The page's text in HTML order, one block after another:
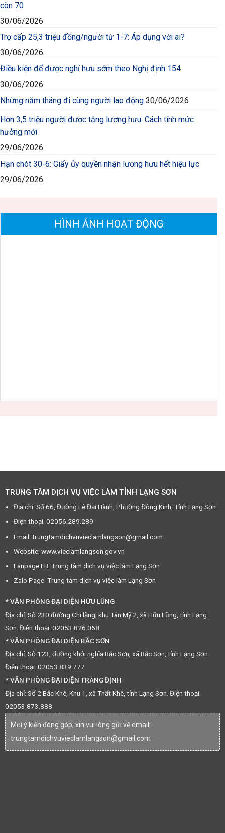
còn 70
30/06/2026
Trợ cấp 25,3 triệu đồng/người từ 1-7: Áp dụng với ai?
30/06/2026
Điều kiện để được nghỉ hưu sớm theo Nghị định 154
30/06/2026
Những năm tháng đi cùng người lao động 30/06/2026
Hơn 3,5 triệu người được tăng lương hưu: Cách tính mức
hưởng mới
29/06/2026
Hạn chót 30-6: Giấy ủy quyền nhận lương hưu hết hiệu lực
29/06/2026
HÌNH ẢNH HOẠT ĐỘNG
TRUNG TÂM DỊCH VỤ VIỆC LÀM TỈNH LẠNG SƠN
Địa chỉ: Số 66, Đường Lê Đại Hành, Phường Đông Kinh, Tỉnh Lạng Sơn
Điện thoại: 02056.289.289
Email: trungtamdichvuvieclamlangson@gmail.com
Website: www.vieclamlangson.gov.vn
Fanpage FB: Trung tâm dịch vụ việc làm Lạng Sơn
Zalo Page: Trung tâm dịch vụ việc làm Lạng Sơn
* VĂN PHÒNG ĐẠI DIỆN HỮU LŨNG
Địa chỉ: Số 230 đường Chi lăng, khu Tân Mỹ 2, xã Hữu Lũng, tỉnh Lạng
Sơn. Điện thoại: 02053.826.068
* VĂN PHÒNG ĐẠI DIỆN BẮC SƠN
Địa chỉ: Số 123, đường khởi nghĩa Bắc Sơn, xã Bắc Sơn, tỉnh Lạng Sơn.
Điện thoại: 02053.839.777
* VĂN PHÒNG ĐẠI DIỆN TRÀNG ĐỊNH
Địa chỉ: Số 2 Bắc Khê, Khu 1, xã Thất Khê, tỉnh Lạng Sơn. Điện thoại:
02053.873.888
Mọi ý kiến đóng góp, xin vui lòng gửi về email:
trungtamdichvuvieclamlangson@gmail.com